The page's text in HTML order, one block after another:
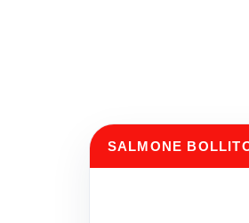
SALMONE